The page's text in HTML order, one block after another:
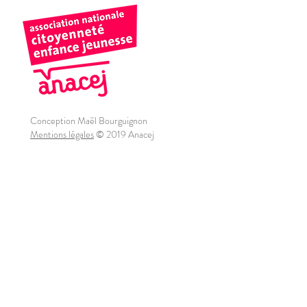
Conception Maël Bourguignon
Mentions légales© 2019 Anacej